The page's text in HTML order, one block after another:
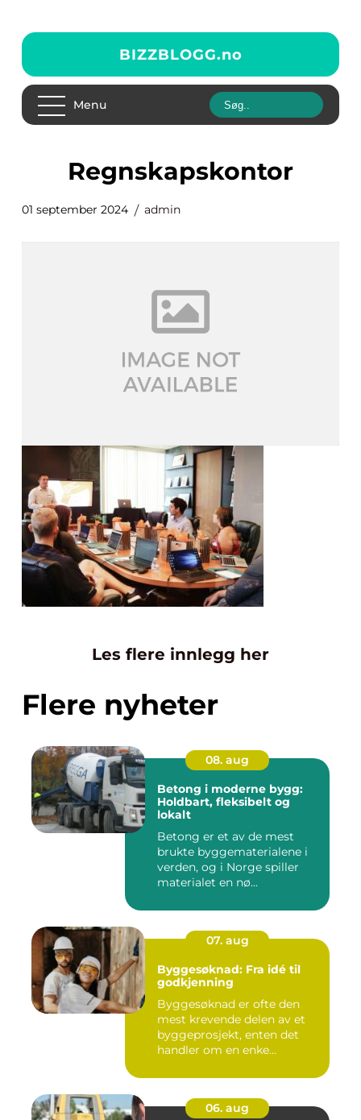
BIZZBLOGG.no
Menu
regnskapskontor
01 september 2024 admin
Les flere innlegg her
Flere nyheter
08. aug
Betong i moderne bygg:
Holdbart, fleksibelt og
lokalt
Betong er et av de mest
brukte byggematerialene i
verden, og i Norge spiller
materialet en nø...
07. aug
Byggesøknad: Fra idé til
godkjenning
Byggesøknad er ofte den
mest krevende delen av et
byggeprosjekt, enten det
handler om en enke...
06. aug